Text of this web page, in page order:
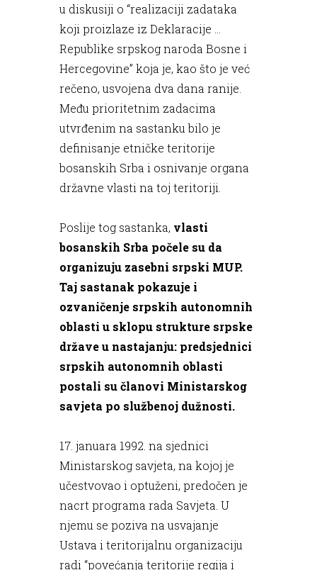
u diskusiji o “realizaciji zadataka
koji proizlaze iz Deklaracije …
Republike srpskog naroda Bosne i
Hercegovine” koja je, kao što je već
rečeno, usvojena dva dana ranije.
Među prioritetnim zadacima
utvrđenim na sastanku bilo je
definisanje etničke teritorije
bosanskih Srba i osnivanje organa
državne vlasti na toj teritoriji.
Poslije tog sastanka, vlasti
bosanskih Srba počele su da
organizuju zasebni srpski MUP.
Taj sastanak pokazuje i
ozvaničenje srpskih autonomnih
oblasti u sklopu strukture srpske
države u nastajanju: predsjednici
srpskih autonomnih oblasti
postali su članovi Ministarskog
savjeta po službenoj dužnosti.
17. januara 1992. na sjednici
Ministarskog savjeta, na kojoj je
učestvovao i optuženi, predočen je
nacrt programa rada Savjeta. U
njemu se poziva na usvajanje
Ustava i teritorijalnu organizaciju
radi “povećanja teritorije regija i